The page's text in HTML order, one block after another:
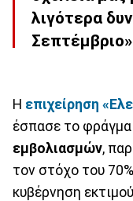
λιγότερα
Η επιχείρηση
έσπασε το
εμβολιασμών,
τον στόχο του
κυβέρνηση